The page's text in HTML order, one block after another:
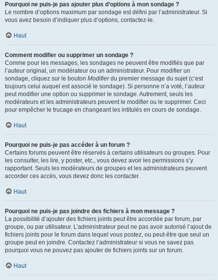
Pourquoi ne puis-je pas ajouter plus d’options à mon sondage ?
Le nombre d’options maximum par sondage est défini par l’administrateur. Si
vous avez besoin d’indiquer plus d’options, contactez-le.
Haut
Comment modifier ou supprimer un sondage ?
Comme pour les messages, les sondages ne peuvent être modifiés que par
l’auteur original, un modérateur ou un administrateur. Pour modifier un
sondage, cliquez sur le bouton Modifierdu premier message du sujet (c’est
toujours celui auquel est associé le sondage). Si personne n’a voté, l’auteur
peut modifier une option ou supprimer le sondage. Autrement, seuls les
modérateurs et les administrateurs peuvent le modifier ou le supprimer. Ceci
pour empêcher le trucage en changeant les intitulés en cours de sondage.
Haut
Pourquoi ne puis-je pas accéder à un forum ?
Certains forums peuvent être réservés à certains utilisateurs ou groupes. Pour
les consulter, les lire, y poster, etc., vous devez avoir les permissions s’y
rapportant. Seuls les modérateurs de groupes et les administrateurs peuvent
accorder ces accès, vous devez donc les contacter.
Haut
Pourquoi ne puis-je pas joindre des fichiers à mon message ?
La possibilité d’ajouter des fichiers joints peut être accordée par forum, par
groupe, ou par utilisateur. L’administrateur peut ne pas avoir autorisé l’ajout de
fichiers joints pour le forum dans lequel vous postez, ou peut-être que seul un
groupe peut en joindre. Contactez l’administrateur si vous ne savez pas
pourquoi vous ne pouvez pas ajouter de fichiers joints sur un forum.
Haut